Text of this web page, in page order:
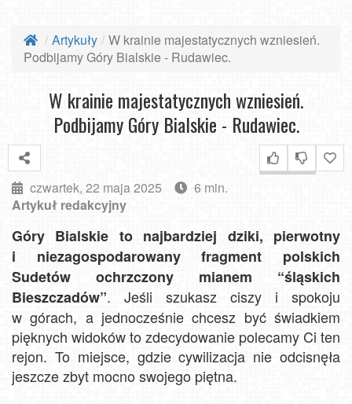
Artykuły
W krainie majestatycznych wzniesień.
Podbijamy Góry Bialskie - Rudawiec.
W krainie majestatycznych wzniesień.
Podbijamy Góry Bialskie - Rudawiec.
czwartek, 22 maja 2025
6 min.
Artykuł redakcyjny
Góry Bialskie to najbardziej dziki, pierwotny
i niezagospodarowany fragment polskich
Sudetów ochrzczony mianem “śląskich
Bieszczadów”. Jeśli szukasz ciszy i spokoju
w górach, a jednocześnie chcesz być świadkiem
pięknych widoków to zdecydowanie polecamy Ci ten
rejon. To miejsce, gdzie cywilizacja nie odcisnęła
jeszcze zbyt mocno swojego piętna.